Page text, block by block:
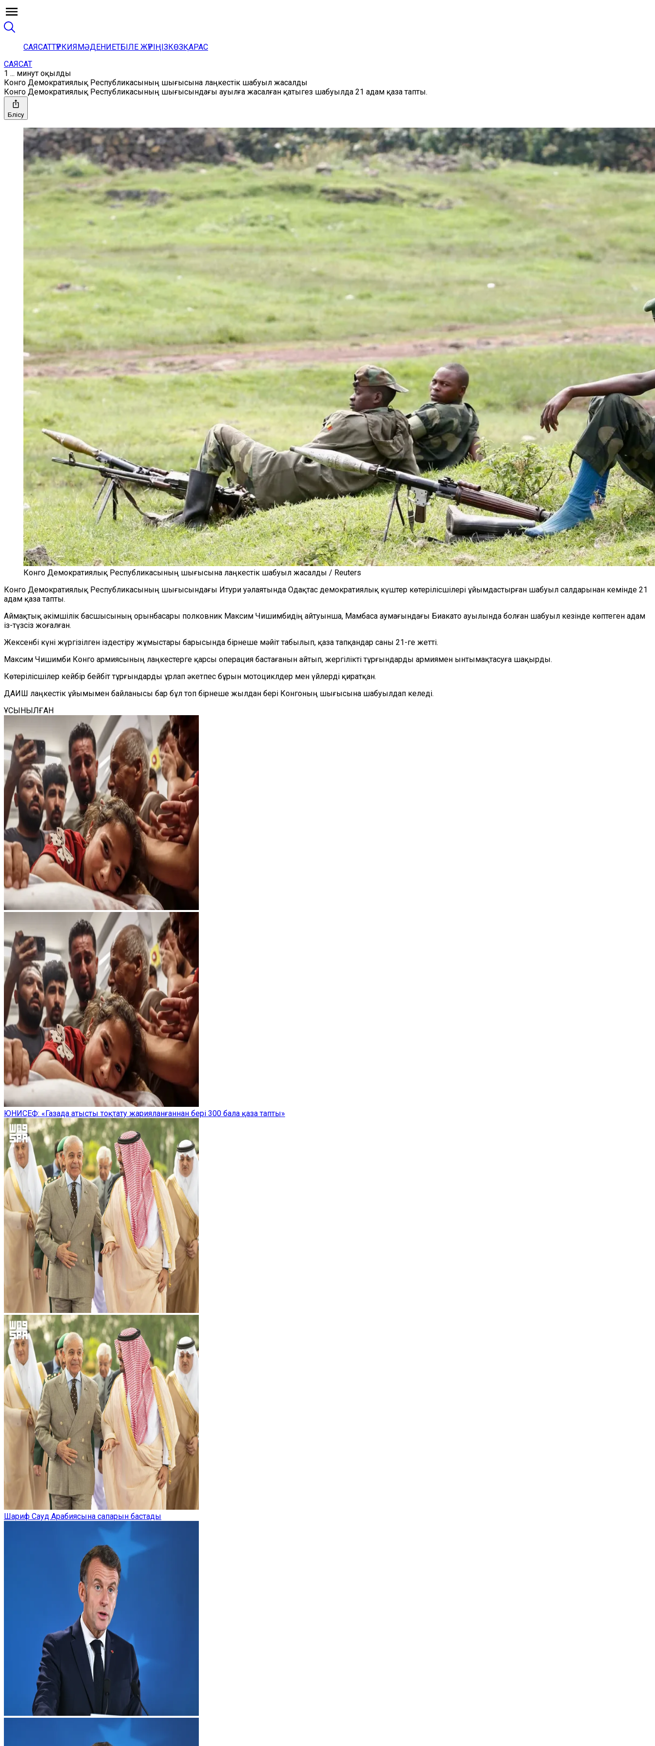
САЯСАТТҮРКИЯМӘДЕНИЕТБІЛЕ ЖҮРІҢІЗКӨЗҚАРАС
САЯСАТ
1 ... минут оқылды
Конго Демократиялық Республикасының шығысына лаңкестік шабуыл жасалды
Конго Демократиялық Республикасының шығысындағы ауылға жасалған қатыгез шабуылда 21 адам қаза тапты.
Бөлісу
Конго Демократиялық Республикасының шығысына лаңкестік шабуыл жасалды / Reuters
Конго Демократиялық Республикасының шығысындағы Итури уәлаятында Одақтас демократиялық күштер көтерілісшілері ұйымдастырған шабуыл салдарынан кемінде 21
адам қаза тапты.
Аймақтық әкімшілік басшысының орынбасары полковник Максим Чишимбидің айтуынша, Мамбаса аумағындағы Биакато ауылында болған шабуыл кезінде көптеген адам
із-түзсіз жоғалған.
Жексенбі күні жүргізілген іздестіру жұмыстары барысында бірнеше мәйіт табылып, қаза тапқандар саны 21-ге жетті.
Максим Чишимби Конго армиясының лаңкестерге қарсы операция бастағанын айтып, жергілікті тұрғындарды армиямен ынтымақтасуға шақырды.
Көтерілісшілер кейбір бейбіт тұрғындарды ұрлап әкетпес бұрын мотоциклдер мен үйлерді қиратқан.
ДАИШ лаңкестік ұйымымен байланысы бар бұл топ бірнеше жылдан бері Конгоның шығысына шабуылдап келеді.
ҰСЫНЫЛҒАН
ЮНИСЕФ: «Газада атысты тоқтату жарияланғаннан бері 300 бала қаза тапты»
Шариф Сауд Арабиясына сапарын бастады